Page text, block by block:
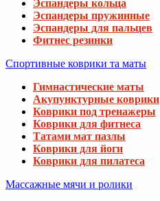
Эспандеры кольца
Эспандеры пружинные
Эспандеры для пальцев
Фитнес резинки
Спортивные коврики та маты
Гимнастические маты
Акупунктурные коврики
Коврики под тренажеры
Коврики для фитнеса
Татами мат пазлы
Коврики для йоги
Коврики для пилатеса
Массажные мячи и ролики